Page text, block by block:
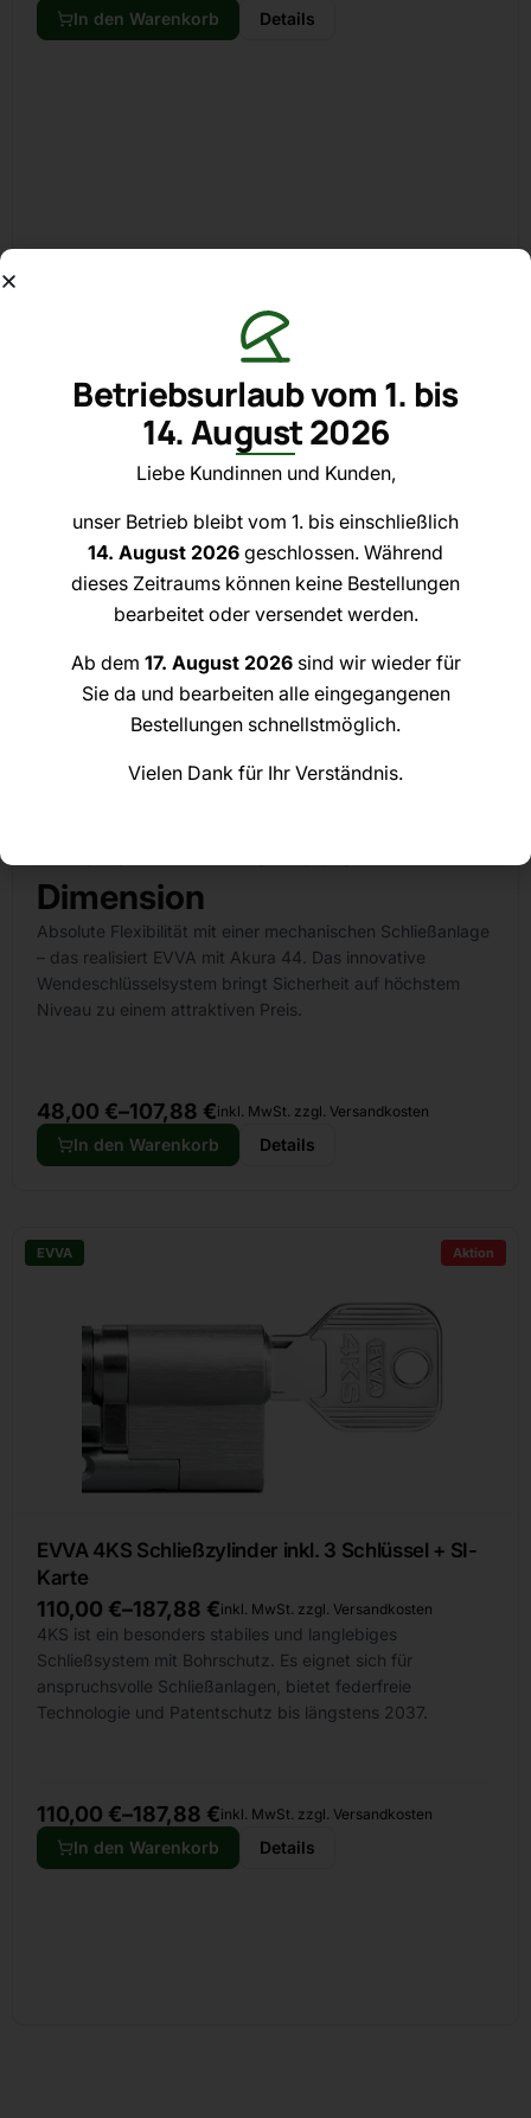
In den Warenkorb Details
EVVA AKURA 44 Schließzylinder
–107,88€inkl. MwSt. zzgl. Versandkosten
Dimension
Absolute Flexibilität mit einer mechanischen Schließanlage
– das realisiert EVVA mit Akura 44. Das innovative
Wendeschlüsselsystem bringt Sicherheit auf höchstem
Niveau zu einem attraktiven Preis.
48,00 €–107,88 €inkl. MwSt. zzgl. Versandkosten
In den Warenkorb Details
Aktion
EVVA
EVVA 4KS Schließzylinder inkl. 3 Schlüssel + SI-
Karte
110,00 €–187,88 €inkl. MwSt. zzgl. Versandkosten
4KS ist ein besonders stabiles und langlebiges
Schließsystem mit Bohrschutz. Es eignet sich für
anspruchsvolle Schließanlagen, bietet federfreie
Technologie und Patentschutz bis längstens 2037.
110,00 €–187,88 €inkl. MwSt. zzgl. Versandkosten
In den Warenkorb Details
Betriebsurlaub vom 1. bis
14. August 2026
Liebe Kundinnen und Kunden,
unser Betrieb bleibt vom 1. bis einschließlich
14. August 2026 geschlossen. Während
dieses Zeitraums können keine Bestellungen
bearbeitet oder versendet werden.
Ab dem 17. August 2026sind wir wieder für
Sie da und bearbeiten alle eingegangenen
Bestellungen schnellstmöglich.
Vielen Dank für Ihr Verständnis.